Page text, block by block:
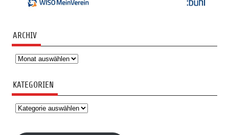
ARCHIV
Archiv
KATEGORIEN
Kategorien